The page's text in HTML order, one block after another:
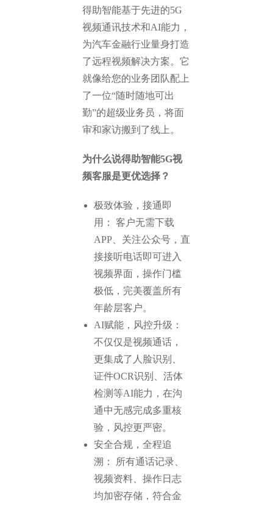
得助智能基于先进的5G
视频通讯技术和AI能力，
为汽车金融行业量身打造
了远程视频解决方案。它
就像给您的业务团队配上
了一位“随时随地可出
勤”的超级业务员，将面
审和家访搬到了线上。
为什么说得助智能5G视
频客服是更优选择？
极致体验，接通即
用： 客户无需下载
APP、关注公众号，直
接接听电话即可进入
视频界面，操作门槛
极低，完美覆盖所有
年龄层客户。
AI赋能，风控升级：
不仅仅是视频通话，
更集成了人脸识别、
证件OCR识别、活体
检测等AI能力，在沟
通中无感完成多重核
验，风控更严密。
安全合规，全程追
溯： 所有通话记录、
视频资料、操作日志
均加密存储，符合金